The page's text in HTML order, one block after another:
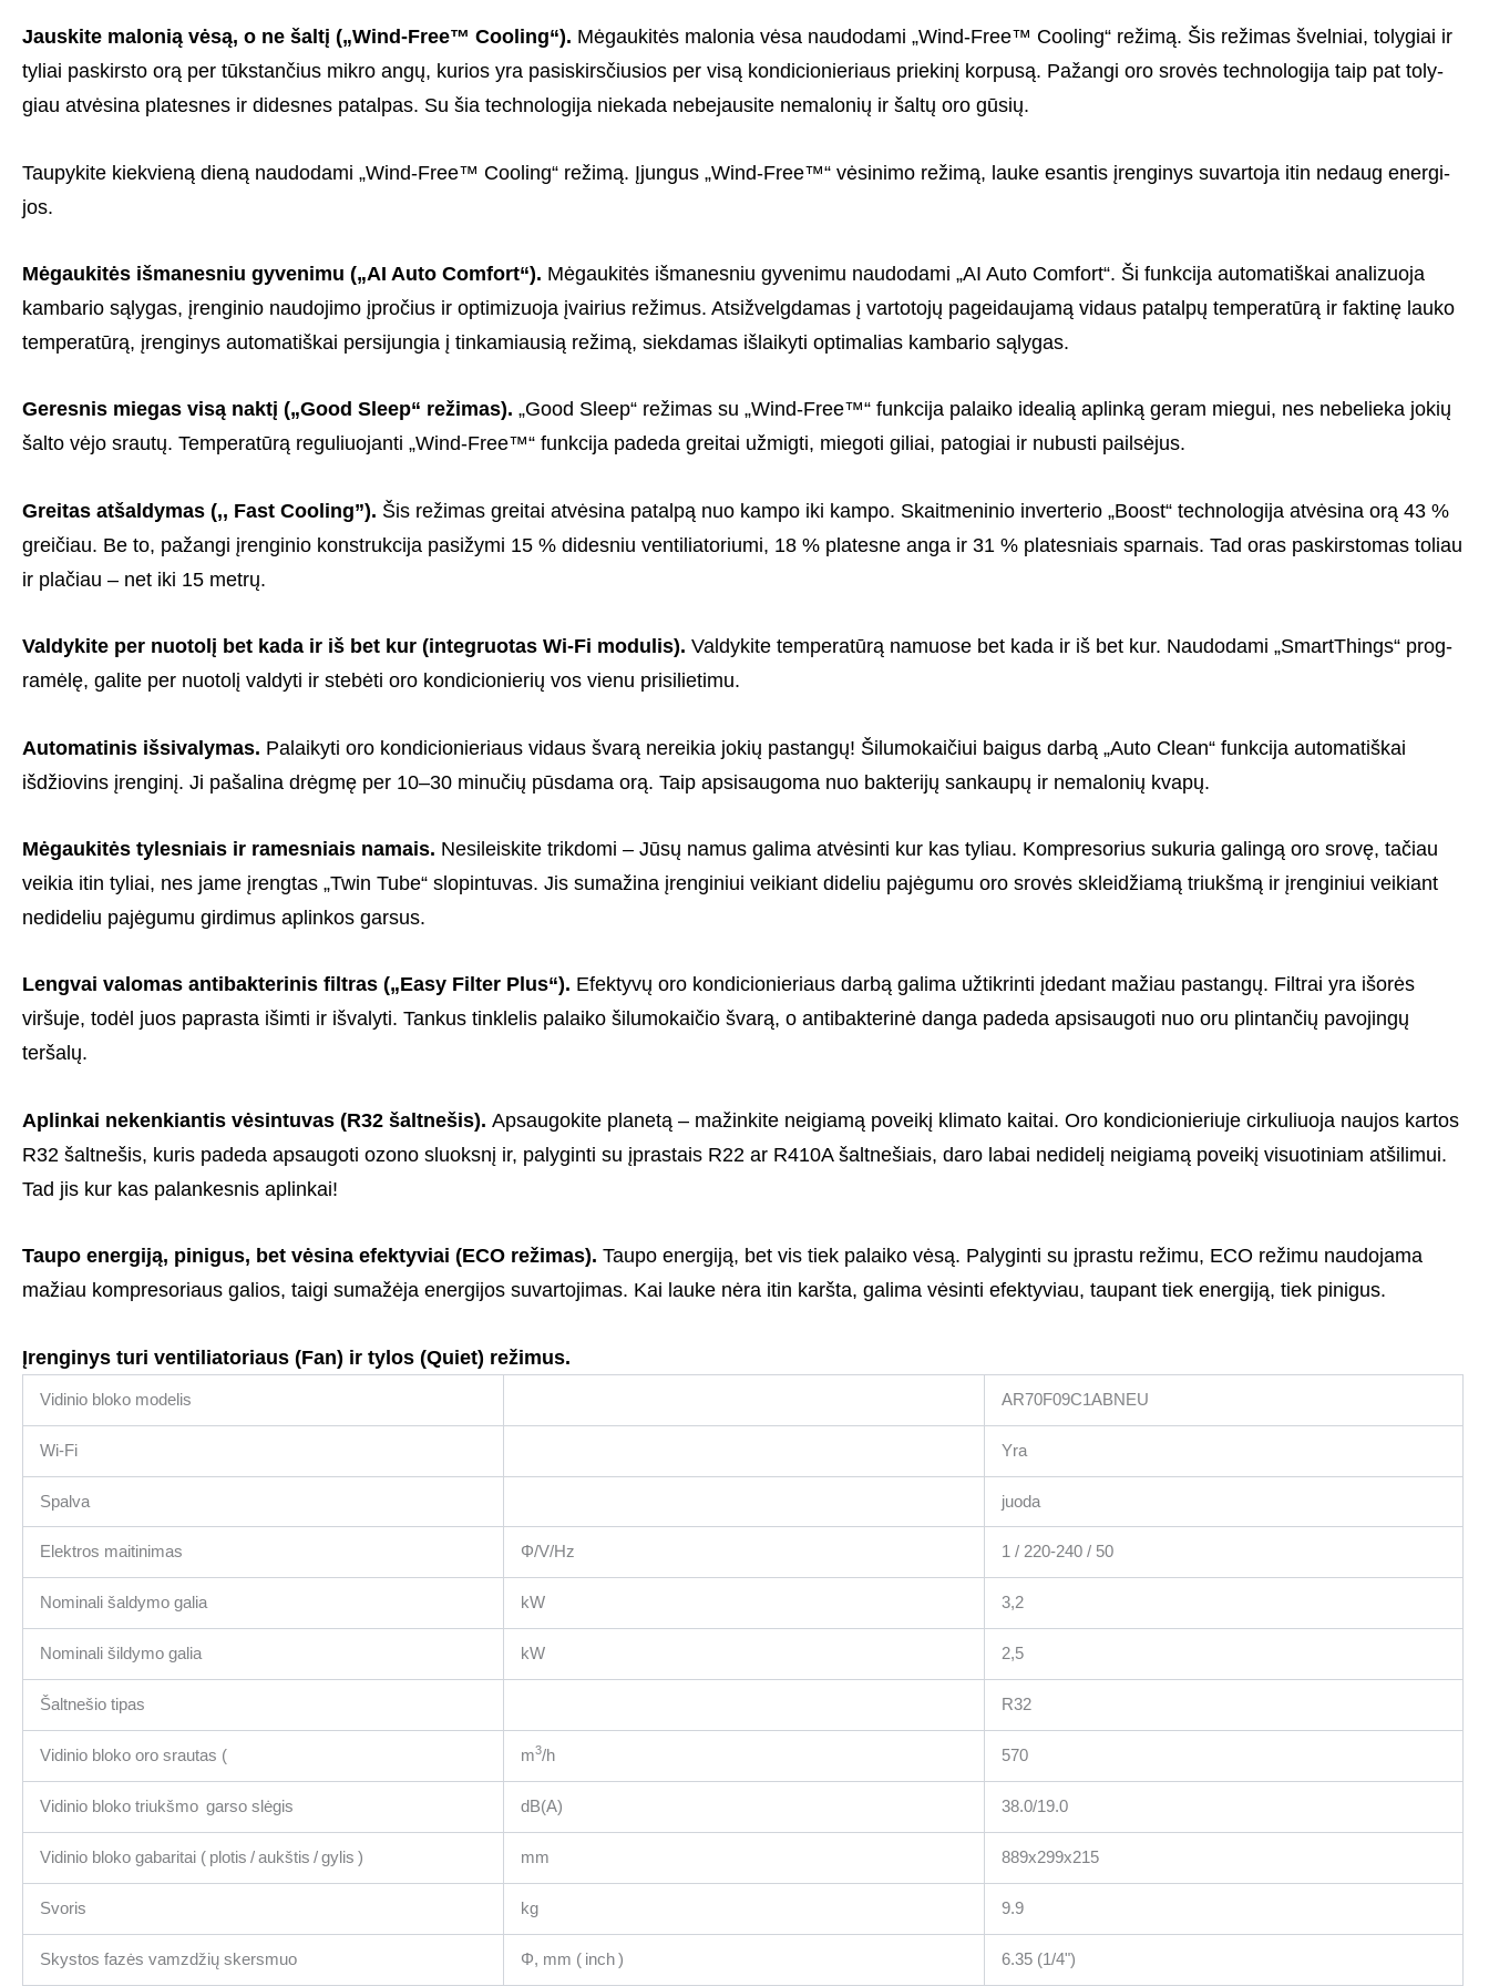
Jaus­­kite malo­­nią vėsą, o ne šaltį („Wind-Free™ Cooling“). Mėgau­ki­tės malo­­nia vėsa naudo­dami „Wind-Free™ Cooling“ režimą. Šis reži­­mas švel­niai, toly­giai ir
tyliai paskirsto orą per tūks­tan­čius mikro ­angų, kurios yra pasi­skirs­čiu­sios per visą kondi­cio­nie­riaus prie­kinį korpusą. Pažangi oro srovės tech­­no­lo­gija taip pat toly­
giau atvė­sina plate­s­nes ir dide­s­nes pata­l­pas. Su šia tech­no­lo­gija niekada nebe­jau­site nema­lo­nių ir šaltų oro gūsių.
Taupy­­kite kiek­vieną dieną naudo­dami „Wind-Free™ Cooling“ režimą. Įjun­­gus „Wind-Free™“ vėsi­nimo režimą, lauke esan­tis įren­gi­nys suva­r­toja itin nedaug ener­gi­
jos.
Mėgau­ki­tės išma­ne­s­niu gyve­nimu („AI Auto Comfort“). Mėgau­ki­tės išma­ne­s­niu gyve­nimu naudo­dami „AI Auto Comfort“. Ši funk­cija auto­­ma­ti­š­kai anali­zuoja
kamba­­rio sąly­gas, įren­gi­nio naudo­jimo įpro­čius ir opti­mi­zuoja įvai­rius reži­mus. Atsi­žvelg­da­mas į varto­tojų pagei­dau­jamą vidaus patalpų tempe­ra­tūrą ir faktinę lauko
tempe­ra­tūrą, įren­gi­nys auto­ma­tiš­kai persi­jun­gia į tinka­miau­sią režimą, siek­da­mas išlai­kyti opti­ma­lias kamba­rio sąly­gas.
Geresnis miegas visą naktį („Good Sleep“ režimas). „Good Sleep“ režimas su „Wind-Free™“ funkcija palaiko idealią aplinką geram miegui, nes nebelieka jokių
šalto vėjo srautų. Temperatūrą reguliuojanti „Wind-Free™“ funkcija padeda greitai užmigti, miegoti giliai, patogiai ir nubusti pailsėjus.
Grei­tas atšal­dy­mas (,, Fast Cooling”). Šis reži­mas grei­tai atvė­sina patalpą nuo kampo iki kampo. Skait­me­ni­nio inver­te­rio „Boost“ tech­no­lo­gija atvė­sina orą 43 %
grei­čiau. Be to, pažangi įren­gi­nio konst­ruk­cija pasi­žymi 15 % dides­niu venti­lia­to­riumi, 18 % platesne anga ir 31 % plates­niais spar­nais. Tad oras paskirs­to­mas toliau
ir plačiau – net iki 15 metrų.
Valdy­­kite per nuotolį bet kada ir iš bet kur (inte­gruo­tas Wi-Fi modu­lis). Valdy­­kite tempe­ra­tūrą namuose bet kada ir iš bet kur. Naudo­dami „Sma­r­tThings“ prog­
ra­mėlę, galite per nuotolį valdyti ir stebėti oro kondi­cio­nie­­rių vos vienu prisi­­lie­timu.
Automatinis išsivalymas. Palaikyti oro kondicionieriaus vidaus švarą nereikia jokių pastangų! Šilumokaičiui baigus darbą „Auto Clean“ funkcija automatiškai
išdžiovins įrenginį. Ji pašalina drėgmę per 10–30 minučių pūsdama orą. Taip apsisaugoma nuo bakterijų sankaupų ir nemalonių kvapų.
Mėgaukitės tylesniais ir ramesniais namais. Nesileiskite trikdomi – Jūsų namus galima atvėsinti kur kas tyliau. Kompresorius sukuria galingą oro srovę, tačiau
veikia itin tyliai, nes jame įrengtas „Twin Tube“ slopintuvas. Jis sumažina įrenginiui veikiant dideliu pajėgumu oro srovės skleidžiamą triukšmą ir įrenginiui veikiant
nedideliu pajėgumu girdimus aplinkos garsus.
Lengvai valomas antibakterinis filtras („Easy Filter Plus“). Efektyvų oro kondicionieriaus darbą galima užtikrinti įdedant mažiau pastangų. Filtrai yra išorės
viršuje, todėl juos paprasta išimti ir išvalyti. Tankus tinklelis palaiko šilumokaičio švarą, o antibakterinė danga padeda apsisaugoti nuo oru plintančių pavojingų
teršalų.
Aplinkai nekenkiantis vėsintuvas (R32 šaltnešis). Apsaugokite planetą – mažinkite neigiamą poveikį klimato kaitai. Oro kondicionieriuje cirkuliuoja naujos kartos
R32 šaltnešis, kuris padeda apsaugoti ozono sluoksnį ir, palyginti su įprastais R22 ar R410A šaltnešiais, daro labai nedidelį neigiamą poveikį visuotiniam atšilimui.
Tad jis kur kas palankesnis aplinkai!
Taupo energiją, pinigus, bet vėsina efektyviai (ECO režimas). Taupo energiją, bet vis tiek palaiko vėsą. Palyginti su įprastu režimu, ECO režimu naudojama
mažiau kompresoriaus galios, taigi sumažėja energijos suvartojimas. Kai lauke nėra itin karšta, galima vėsinti efektyviau, taupant tiek energiją, tiek pinigus.
Įrenginys turi ventiliatoriaus (Fan) ir tylos (Quiet) režimus.
Vidinio bloko modelis AR70F09C1ABNEU
Wi-Fi Yra
Spalva juoda
Elektros maitinimas Φ/V/Hz 1 / 220-240 / 50
Nominali šaldymo galia kW 3,2
Nominali šildymo galia kW 2,5
Šaltnešio tipas R32
Vidinio bloko oro srautas ( m3/h 570
Vidinio bloko triukšmo garso slėgis dB(A) 38.0/19.0
Vidinio bloko gabaritai ( plotis / aukštis / gylis ) mm 889x299x215
Svoris kg 9.9
Skystos fazės vamzdžių skersmuo Φ, mm ( inch ) 6.35 (1/4")